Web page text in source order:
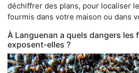
déchiffrer des plans, pour localiser
fourmis dans votre maison ou dans
À Languenan a quels dangers les
exposent-elles ?